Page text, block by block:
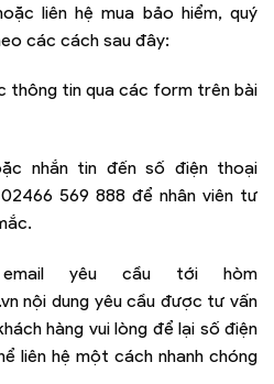
liên hệ mua bảo hiểm, quý
các cách sau đây:
thông tin qua các form trên bài
nhắn tin đến số điện thoại
569 888 để nhân viên tư
yêu cầu tới hòm
nội dung yêu cầu được tư vấn
hàng vui lòng để lại số điện
liên hệ một cách nhanh chóng